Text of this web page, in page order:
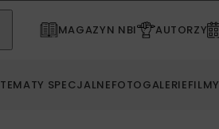
MAGAZYN NBI AUTORZY
TEMATY SPECJALNEFOTOGALERIEFILMY